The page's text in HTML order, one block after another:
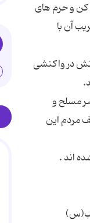
و حرم های
آن با
در واکنشی
مسلح و
مردم این